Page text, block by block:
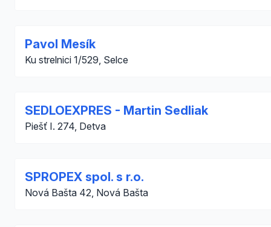
Pavol Mesík
Ku strelnici 1/529, Selce
SEDLOEXPRES - Martin Sedliak
Piešť I. 274, Detva
SPROPEX spol. s r.o.
Nová Bašta 42, Nová Bašta